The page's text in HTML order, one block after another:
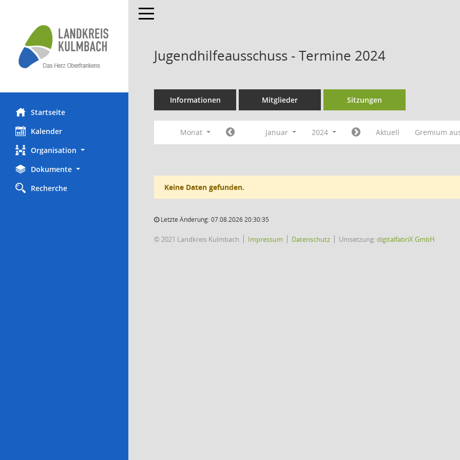
Startseite
Kalender
Organisation
Dokumente
Recherche
Toggle navigation
Jugendhilfeausschuss - Termine 2024
Informationen Mitglieder Sitzungen
Monat Januar 2024 Aktuell Gremium
Keine Daten gefunden.
Letzte Änderung: 07.08.2026 20:30:35
© 2021 Landkreis Kulmbach Impressum Datenschutz Umsetzung:digitalfabriX GmbH